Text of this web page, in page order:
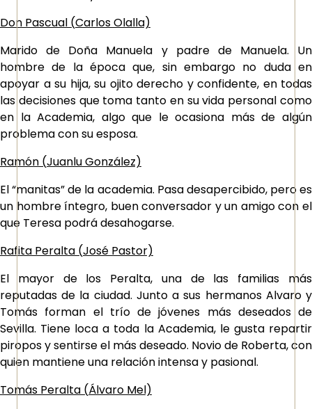
Don Pascual (Carlos Olalla)
Marido de Doña Manuela y padre de Manuela. Un
hombre de la época que, sin embargo no duda en
apoyar a su hija, su ojito derecho y confidente, en todas
las decisiones que toma tanto en su vida personal como
en la Academia, algo que le ocasiona más de algún
problema con su esposa.
Ramón (Juanlu González)
El “manitas” de la academia. Pasa desapercibido, pero es
un hombre íntegro, buen conversador y un amigo con el
que Teresa podrá desahogarse.
Rafita Peralta (José Pastor)
El mayor de los Peralta, una de las familias más
reputadas de la ciudad. Junto a sus hermanos Alvaro y
Tomás forman el trío de jóvenes más deseados de
Sevilla. Tiene loca a toda la Academia, le gusta repartir
piropos y sentirse el más deseado. Novio de Roberta, con
quien mantiene una relación intensa y pasional.
Tomás Peralta (Álvaro Mel)